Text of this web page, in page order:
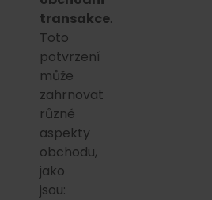
transakce.
Toto
potvrzení
může
zahrnovat
různé
aspekty
obchodu,
jako
jsou: